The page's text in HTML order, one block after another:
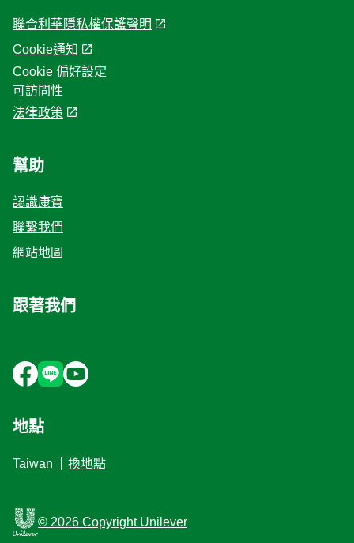
聯合利華隱私權保護聲明
Cookie通知
Cookie 偏好設定
可訪問性
法律政策
幫助
認識康寶
聯繫我們
網站地圖
跟著我們
地點
Taiwan 換地點
© 2026 Copyright Unilever